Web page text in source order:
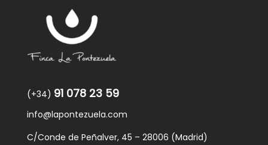
(+34) 91 078 23 59
info@lapontezuela.com
C/Conde de Peñalver, 45 – 28006 (Madrid)